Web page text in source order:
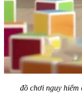
đồ chơi nguy hiểm